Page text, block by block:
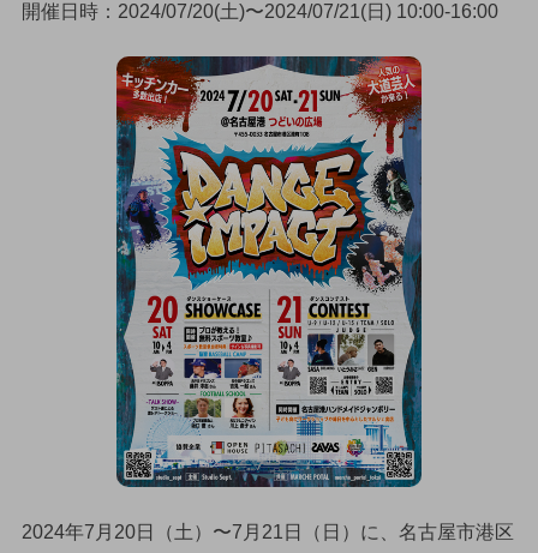
開催日時：2024/07/20(土)〜2024/07/21(日) 10:00-16:00
2024年7月20日（土）〜7月21日（日）に、名古屋市港区